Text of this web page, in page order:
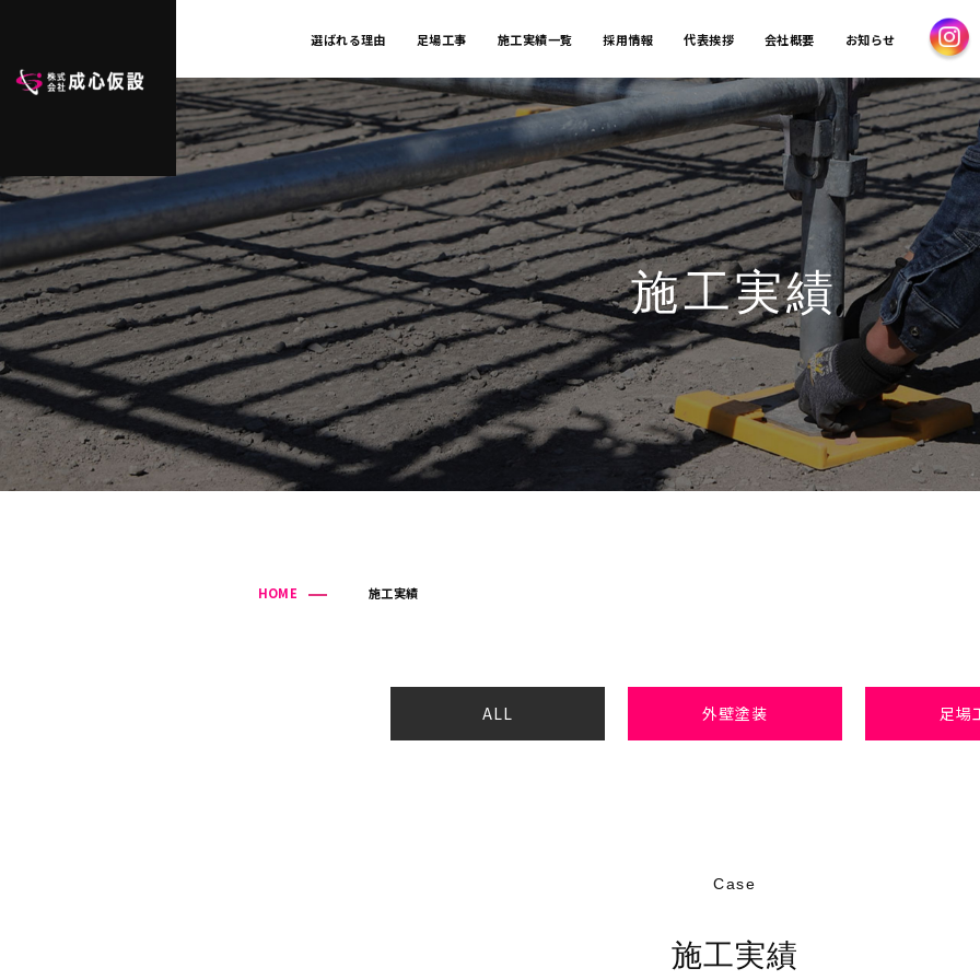
選ばれる理由 足場工事 施工実績一覧 採用情報 代表挨拶 会社概要 お知らせ
施工実績
HOME 施工実績
ALL 外壁塗装 足場
Case
施工実績